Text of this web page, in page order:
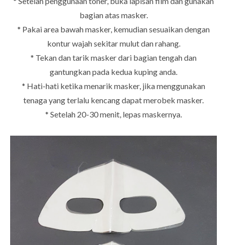
bagian atas masker.
* Pakai area bawah masker, kemudian sesuaikan dengan
kontur wajah sekitar mulut dan rahang.
* Tekan dan tarik masker dari bagian tengah dan
gantungkan pada kedua kuping anda.
* Hati-hati ketika menarik masker, jika menggunakan
tenaga yang terlalu kencang dapat merobek masker.
* Setelah 20-30 menit, lepas maskernya.